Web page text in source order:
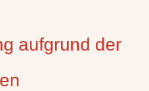
aufgrund der